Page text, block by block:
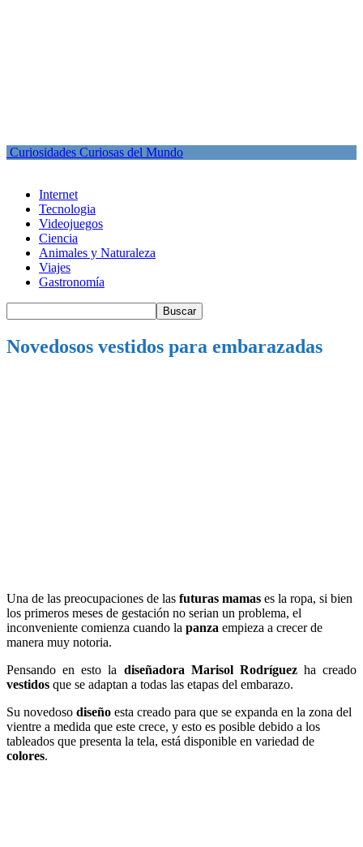
Curiosidades Curiosas del Mundo
Internet
Tecnologia
Videojuegos
Ciencia
Animales y Naturaleza
Viajes
Gastronomía
Novedosos vestidos para embarazadas
Una de las preocupaciones de las futuras mamas es la ropa, si bien
los primeros meses de gestación no serian un problema, el
inconveniente comienza cuando la panza empieza a crecer de
manera muy notoria.
Pensando en esto la diseñadora Marisol Rodríguez ha creado
vestidos que se adaptan a todas las etapas del embarazo.
Su novedoso diseño esta creado para que se expanda en la zona del
vientre a medida que este crece, y esto es posible debido a los
tableados que presenta la tela, está disponible en variedad de
colores.